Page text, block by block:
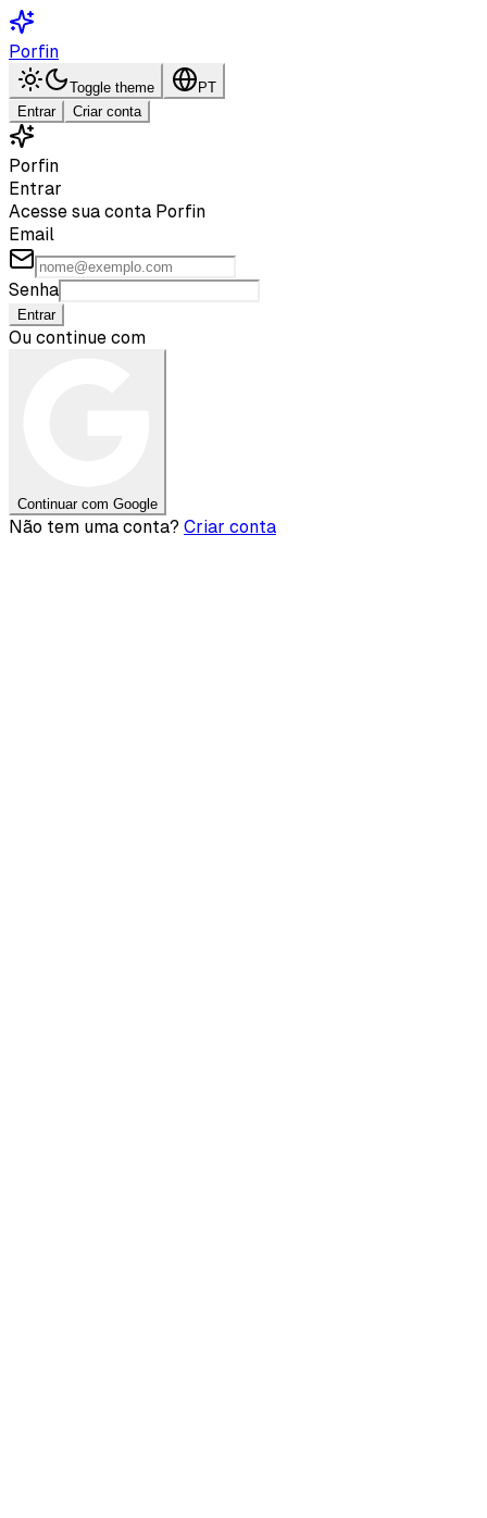
Porfin
Toggle theme
PT
Entrar
Criar conta
Porfin
Entrar
Acesse sua conta Porfin
Email
Senha
Entrar
Ou continue com
Continuar com Google
Não tem uma conta? Criar conta